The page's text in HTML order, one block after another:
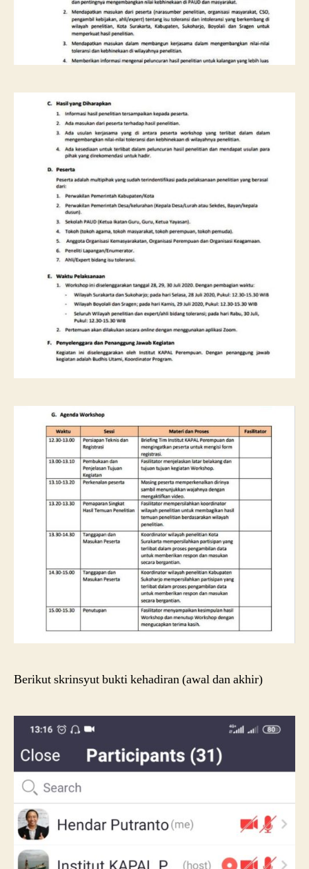
Berikut skrinsyut bukti kehadiran (awal dan akhir)